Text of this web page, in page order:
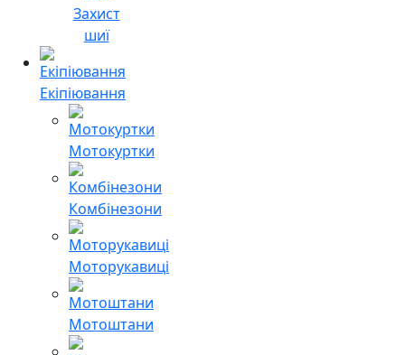
Захист
шиї
Екіпіювання
Мотокуртки
Комбінезони
Моторукавиці
Мотоштани